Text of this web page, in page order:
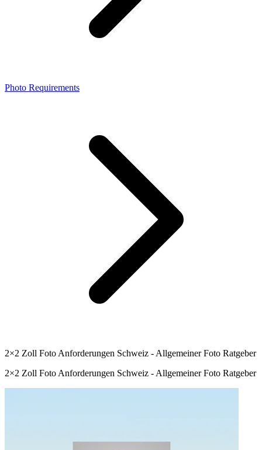
Photo Requirements
2×2 Zoll Foto Anforderungen Schweiz - Allgemeiner Foto Ratgeber
2×2 Zoll Foto Anforderungen Schweiz - Allgemeiner Foto Ratgeber